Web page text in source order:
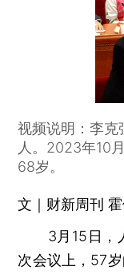
视频说明：李克
人。2023年10
68岁。
文｜财新周刊
3月15日，人
次会议上，57